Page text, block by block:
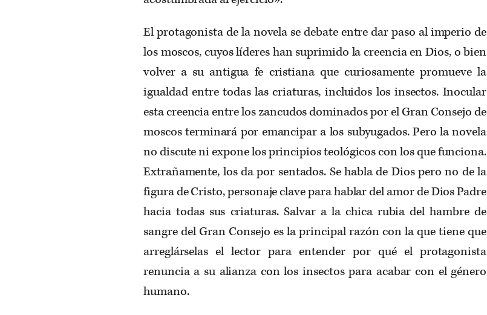
El protagonista de la novela se debate entre dar paso al imperio de
los moscos, cuyos líderes han suprimido la creencia en Dios, o bien
volver a su antigua fe cristiana que curiosamente promueve la
igualdad entre todas las criaturas, incluidos los insectos. Inocular
esta creencia entre los zancudos dominados por el Gran Consejo de
moscos terminará por emancipar a los subyugados. Pero la novela
no discute ni expone los principios teológicos con los que funciona.
Extrañamente, los da por sentados. Se habla de Dios pero no de la
figura de Cristo, personaje clave para hablar del amor de Dios Padre
hacia todas sus criaturas. Salvar a la chica rubia del hambre de
sangre del Gran Consejo es la principal razón con la que tiene que
arreglárselas el lector para entender por qué el protagonista
renuncia a su alianza con los insectos para acabar con el género
humano.